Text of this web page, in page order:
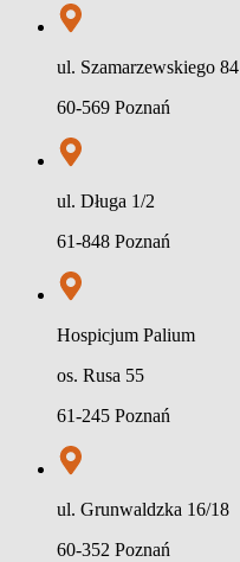
ul. Szamarzewskiego 84
60-569 Poznań
ul. Długa 1/2
61-848 Poznań
Hospicjum Palium
os. Rusa 55
61-245 Poznań
ul. Grunwaldzka 16/18
60-352 Poznań